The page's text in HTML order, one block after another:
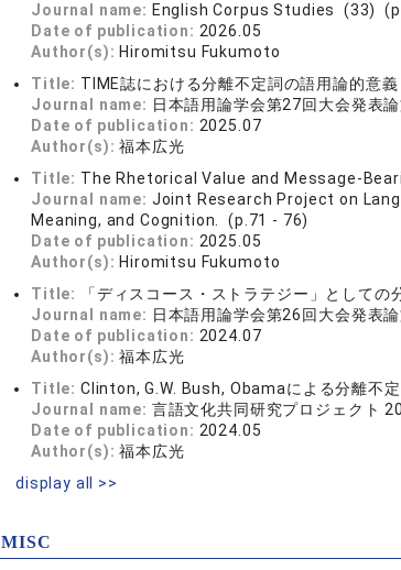
Journal name: English Corpus Studies (33)
Date of publication: 2026.05
Author(s): Hiromitsu Fukumoto
Title: TIME誌における分離不定詞の語用論的意義
Journal name: 日本語用論学会第27回大会発表
Date of publication: 2025.07
Author(s):福本広光
Title: The Rhetorical Value and Message-
Journal name: Joint Research Project on
Meaning, and Cognition. (p.71 - 76)
Date of publication: 2025.05
Author(s): Hiromitsu Fukumoto
Title:
「ディスコース・ストラテジー」として
Journal name: 日本語用論学会第26回大会発表
Date of publication: 2024.07
Author(s):福本広光
Title: Clinton, G.W. Bush, Obamaによる分離不
Journal name: 言語文化共同研究プロジェクト
Date of publication: 2024.05
Author(s):福本広光
display all >>
MISC